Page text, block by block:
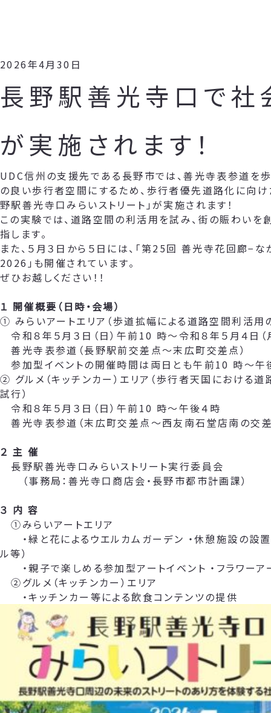
2026年4月30日
長野駅善光寺口で社
が実施されます！
UDC信州の支援先である長野市では、善光寺表参道を歩
の良い歩行者空間にするため、歩行者優先道路化に向け
野駅善光寺口みらいストリート」が実施されます！
この実験では、道路空間の利活用を試み、街の賑わいを
指します。
また、５月３日から５日には、「第25回 善光寺花回廊−な
2026」も開催されています。
ぜひお越しください！！
１ 開催概要（日時・会場）
① みらいアートエリア（歩道拡幅による道路空間利活用
令和８年５月３日（日）午前10 時～令和８年５月４日（
善光寺表参道（長野駅前交差点～末広町交差点）
参加型イベントの開催時間は両日とも午前10 時～午
② グルメ（キッチンカー）エリア（歩行者天国における
試行）
令和８年５月３日（日）午前10 時～午後４時
善光寺表参道（末広町交差点～西友南石堂店南の交
２ 主 催
長野駅善光寺口みらいストリート実行委員会
（事務局：善光寺口商店会・長野市都市計画課）
３ 内 容
①みらいアートエリア
・緑と花によるウエルカムガーデン ・休憩施設の設置
ル等）
・親子で楽しめる参加型アートイベント ・フラワーア
②グルメ（キッチンカー）エリア
・キッチンカー等による飲食コンテンツの提供